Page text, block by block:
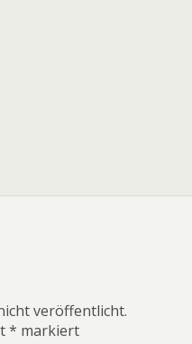
veröffentlicht.
* markiert